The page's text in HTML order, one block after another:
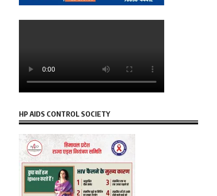
HP AIDS CONTROL SOCIETY